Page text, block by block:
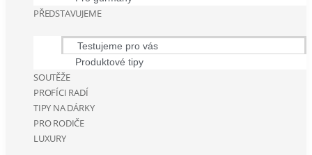
PŘEDSTAVUJEME
Testujeme pro vás
Produktové tipy
SOUTĚŽE
PROFÍCI RADÍ
TIPY NA DÁRKY
PRO RODIČE
LUXURY